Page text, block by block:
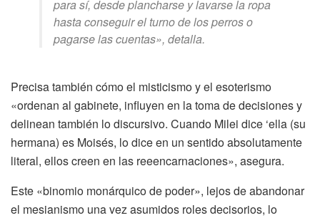
para sí, desde plancharse y lavarse la ropa
hasta conseguir el turno de los perros o
pagarse las cuentas», detalla.
Precisa también cómo el misticismo y el esoterismo
«ordenan al gabinete, influyen en la toma de decisiones y
delinean también lo discursivo. Cuando Milei dice ‘ella (su
hermana) es Moisés, lo dice en un sentido absolutamente
literal, ellos creen en las reeencarnaciones», asegura.
Este «binomio monárquico de poder», lejos de abandonar
el mesianismo una vez asumidos roles decisorios, lo